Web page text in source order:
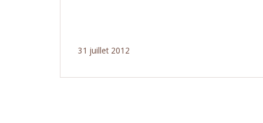
31 juillet 2012